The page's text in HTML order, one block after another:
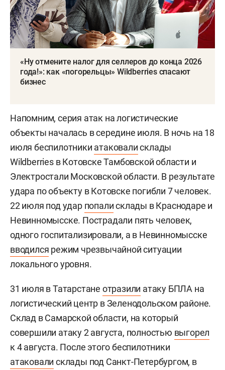
«Ну отмените налог для селлеров до конца 2026
года!»: как «погорельцы» Wildberries спасают
бизнес
Напомним, серия атак на логистические
объекты началась в середине июля. В ночь на 18
июля беспилотники атаковалисклады
Wildberries в Котовске Тамбовской области и
Электростали Московской области. В результате
удара по объекту в Котовске погибли 7 человек.
22 июля под удар попалисклады в Краснодаре и
Невинномысске. Пострадали пять человек,
одного госпитализировали, а в Невинномысске
вводился режим чрезвычайной ситуации
локального уровня.
31 июля в Татарстане отразили атаку БПЛА на
логистический центр в Зеленодольском районе.
Склад в Самарской области, на который
совершили атаку 2 августа, полностью выгорел
к 4 августа. После этого беспилотники
атаковали склады под Санкт-Петербургом, в